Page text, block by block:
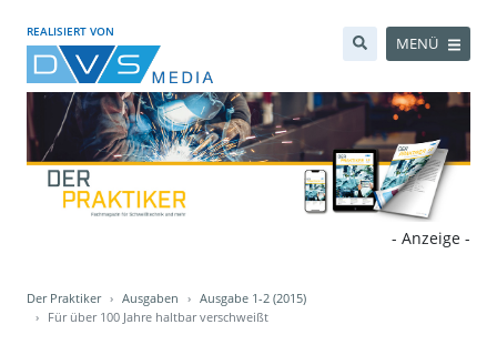
REALISIERT VON
MENÜ
- Anzeige -
Der Praktiker Ausgaben
Ausgabe 1-2 (2015)
Für über 100 Jahre haltbar verschweißt